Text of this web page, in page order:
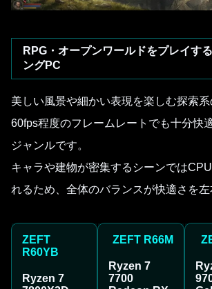
RPG・オープンワールドをプレイす
ングPC
美しい風景や細かい表現を楽しむ探索系
60fps程度のフレームレートでも十分快
ジャンルです。
キャラや建物が密集するシーンでは
れるため、全体のバランスが快適さを左
ZEFT
R60YB
Ryzen 7
ZEFT R66M
Ryzen 7
7700